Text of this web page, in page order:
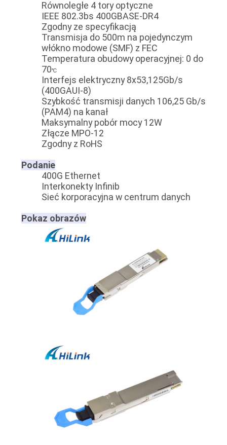
Równoległe 4 tory optyczne
IEEE 802.3bs 400GBASE-DR4
Zgodny ze specyfikacją
Transmisja do 500m na ​​pojedynczym
włókno modowe (SMF) z FEC
Temperatura obudowy operacyjnej: 0 do
70℃
Interfejs elektryczny 8x53,125Gb/s
(400GAUI-8)
Szybkość transmisji danych 106,25 Gb/s
(PAM4) na kanał
Maksymalny pobór mocy 12W
Złącze MPO-12
Zgodny z RoHS
Podanie
400G Ethernet
Interkonekty Infinib
Sieć korporacyjna w centrum danych
Pokaz obrazów